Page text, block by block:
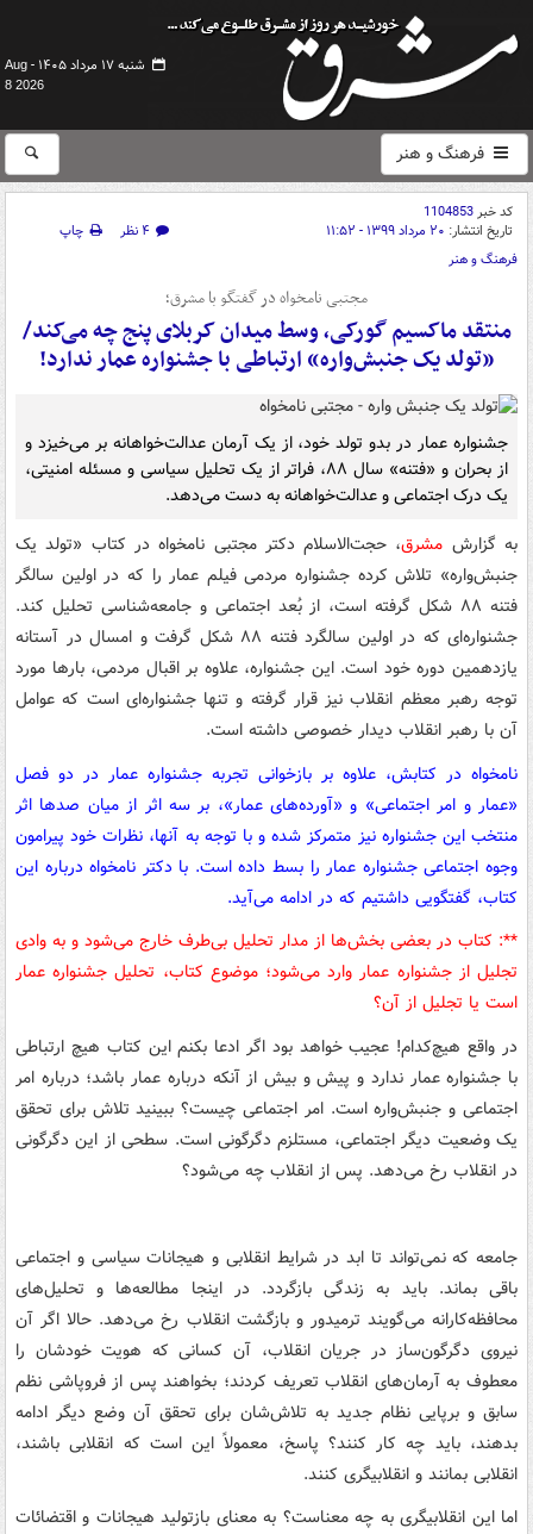
شنبه ۱۷ مرداد ۱۴۰۵ -
Aug
8 2026
فرهنگ و هنر
کد خبر1104853
تاریخ انتشار: ۲۰ مرداد ۱۳۹۹ - ۱۱:۵۲ ۴ نظر
چاپ
فرهنگ و هنر
مجتبی نامخواه در گفتگو با مشرق؛
منتقد ماکسیم گورکی، وسط میدان کربلای پنج چه می‌کند/
«تولد یک جنبش‌واره» ارتباطی با جشنواره عمار ندارد!
جشنواره عمار در بدو تولد خود، از یک آرمان عدالت‌خواهانه بر می‌خیزد و
از بحران و «فتنه» سال ۸۸، فراتر از یک تحلیل سیاسی و مسئله امنیتی،
یک درک اجتماعی و عدالت‌خواهانه به دست می‌دهد.
به گزارش مشرق، حجت‌الاسلام دکتر مجتبی نامخواه در کتاب «تولد یک
جنبش‌واره» تلاش کرده جشنواره مردمی فیلم عمار را که در اولین سالگر
فتنه ۸۸ شکل گرفته است، از بُعد اجتماعی و جامعه‌شناسی تحلیل کند.
جشنواره‌ای که در اولین سالگرد فتنه ۸۸ شکل گرفت و امسال در آستانه
یازدهمین دوره خود است. این جشنواره، علاوه بر اقبال مردمی، بارها مورد
توجه رهبر معظم انقلاب نیز قرار گرفته و تنها جشنواره‌ای است که عوامل
آن با رهبر انقلاب دیدار خصوصی داشته است.
نامخواه در کتابش، علاوه بر بازخوانی تجربه جشنواره عمار در دو فصل
«عمار و امر اجتماعی» و «آورده‌های عمار»، بر سه اثر از میان صدها اثر
منتخب این جشنواره نیز متمرکز شده و با توجه به آنها، نظرات خود پیرامون
وجوه اجتماعی جشنواره عمار را بسط داده است. با دکتر نامخواه درباره این
کتاب، گفتگویی داشتیم که در ادامه می‌آید.
**: کتاب در بعضی بخش‌ها از مدار تحلیل بی‌طرف خارج می‌شود و به وادی
تجلیل از جشنواره عمار وارد می‌شود؛ موضوع کتاب، تحلیل جشنواره عمار
است یا تجلیل از آن؟
در واقع هیچ‌کدام! عجیب خواهد بود اگر ادعا بکنم این کتاب هیچ ارتباطی
با جشنواره عمار ندارد و پیش و بیش از آنکه درباره عمار باشد؛ درباره امر
اجتماعی و جنبش‌واره است. امر اجتماعی چیست؟ ببینید تلاش برای تحقق
یک وضعیت دیگر اجتماعی، مستلزم دگرگونی است. سطحی از این دگرگونی
در انقلاب رخ می‌دهد. پس از انقلاب چه می‌شود؟
جامعه که نمی‌تواند تا ابد در شرایط انقلابی و هیجانات سیاسی و اجتماعی
باقی بماند. باید به زندگی بازگردد. در اینجا مطالعه‌ها و تحلیل‌های
محافظه‌کارانه می‌گویند ترمیدور و بازگشت انقلاب رخ می‌دهد. حالا اگر آن
نیروی دگرگون‌ساز در جریان انقلاب، آن کسانی که هویت خودشان را
معطوف به آرمان‌های انقلاب تعریف کردند؛ بخواهند پس از فروپاشی نظم
سابق و برپایی نظام جدید به تلاش‌شان برای تحقق آن وضع دیگر ادامه
بدهند، باید چه کار کنند؟ پاسخ، معمولاً این است که انقلابی باشند،
انقلابی بمانند و انقلابیگری کنند.
اما این انقلابیگری به چه معناست؟ به معنای بازتولید هیجانات و اقتضائات